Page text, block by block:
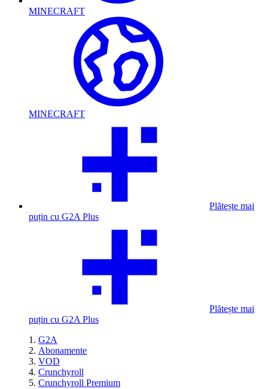
MINECRAFT
MINECRAFT
Plătește mai
puțin cu G2A Plus
Plătește mai
puțin cu G2A Plus
G2A
Abonamente
VOD
Crunchyroll
Crunchyroll Premium